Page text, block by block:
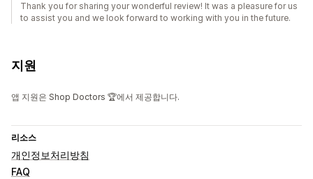
Thank you for sharing your wonderful review! It was a pleasure for us
to assist you and we look forward to working with you in the future.
지원
앱 지원은 Shop Doctors 🏆에서 제공합니다.
리소스
개인정보처리방침
FAQ